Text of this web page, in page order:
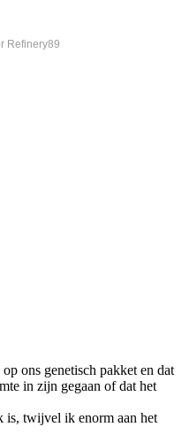
Refinery89
ons genetisch pakket en dat
in zijn gegaan of dat het
is, twijvel ik enorm aan het